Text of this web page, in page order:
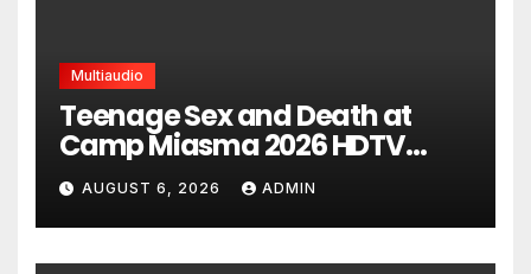
Multiaudio
Teenage Sex and Death at
Camp Miasma 2026 HDTV
UltraHD HEVC Full Movie DDP5.1
torrent
AUGUST 6, 2026 ADMIN